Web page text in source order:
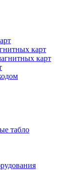
карт
карт
табло